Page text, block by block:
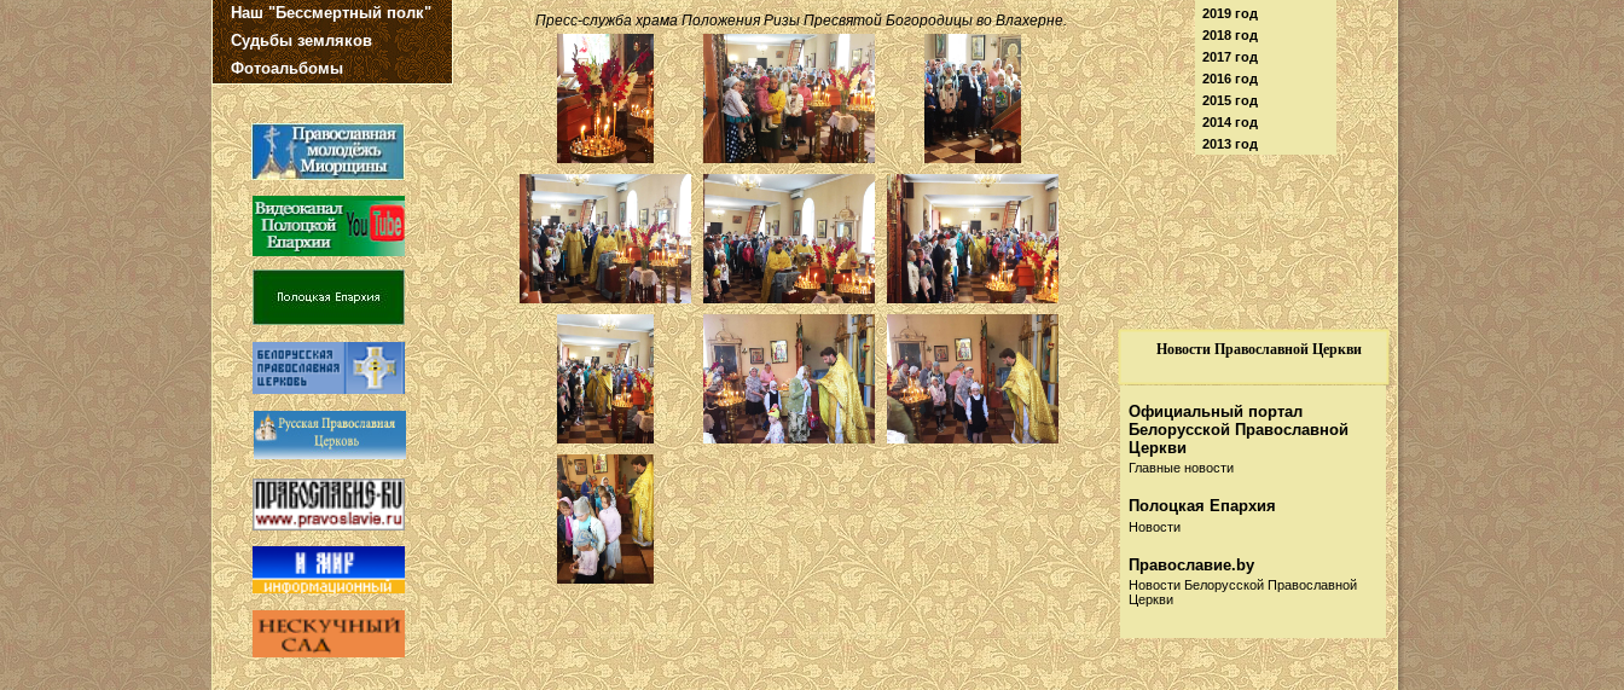
Наш "Бессмертный полк"
Судьбы земляков
Фотоальбомы
Новости Православной Церкви
2019 год
2018 год
2017 год
2016 год
2015 год
2014 год
2013 год
Официальный портал
Белорусской Православной
Церкви
Главные новости
Полоцкая Епархия
Новости
Православие.by
Новости Белорусской Православной
Церкви
Русская Православная
Церковь
Новости
Пресс-служба храма Положения Ризы Пресвятой Богородицы во Влахерне.